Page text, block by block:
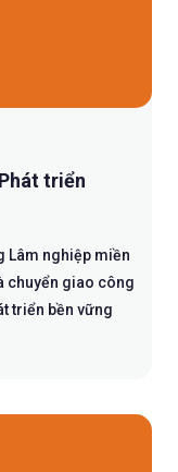
triển
Lâm nghiệp miền
chuyển giao công
triển bền vững